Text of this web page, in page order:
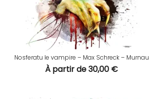
Nosferatu le vampire – Max Schreck – Murnau
À partir de30,00 €